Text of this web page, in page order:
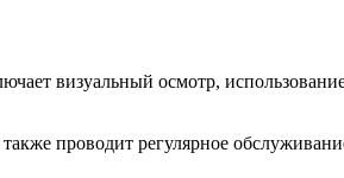
визуальный осмотр,
проводит регулярное